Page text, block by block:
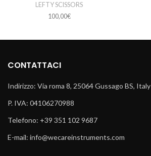
LEFTY SCISSORS
100,00€
CONTATTACI
Indirizzo: Via roma 8, 25064 Gussago BS, Italy
P. IVA: 04106270988
Telefono: +39 351 102 9687
E-mail: info@wecareinstruments.com